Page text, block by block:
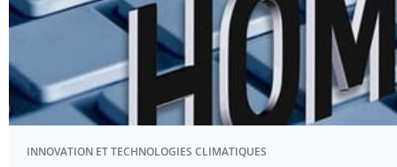
INNOVATION ET TECHNOLOGIES CLIMATIQUES